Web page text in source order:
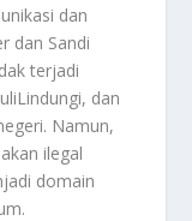
dan
dan Sandi
terjadi
dan
Namun,
ilegal
domain
.